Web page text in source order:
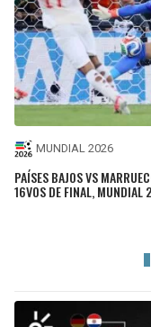
MUNDIAL 2026
PAÍSES BAJOS VS
16VOS DE FINAL, MUNDIAL